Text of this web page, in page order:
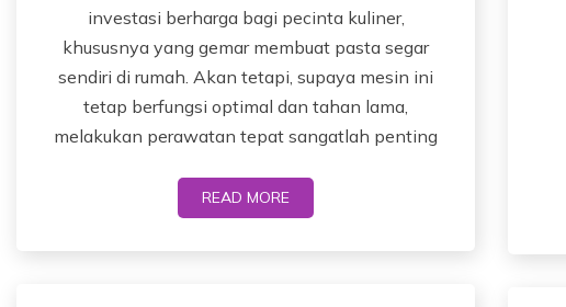
investasi berharga bagi pecinta kuliner,
khususnya yang gemar membuat pasta segar
sendiri di rumah. Akan tetapi, supaya mesin ini
tetap berfungsi optimal dan tahan lama,
melakukan perawatan tepat sangatlah penting
READ MORE